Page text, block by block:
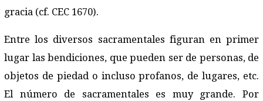
gracia (cf. CEC 1670).
Entre los diversos sacramentales figuran en primer
lugar las bendiciones, que pueden ser de personas, de
objetos de piedad o incluso profanos, de lugares, etc.
El número de sacramentales es muy grande. Por